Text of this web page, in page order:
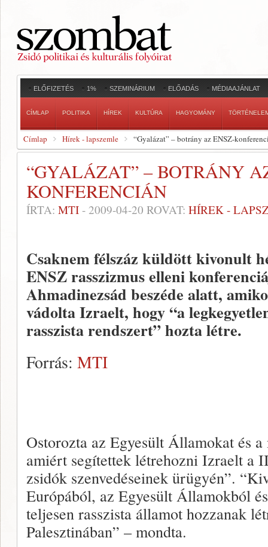
ELŐFIZETÉS 1% SZEMINÁRIUM ELŐADÁS MÉDIAAJÁNLAT
CÍMLAP POLITIKA HÍREK KULTÚRA HAGYOMÁNY
Címlap Hírek - lapszemle “Gyalázat” – botrány az ENSZ-
“GYALÁZAT” – BOTRÁNY
KONFERENCIÁN
ÍRTA: MTI - 2009-04-20 ROVAT: HÍREK -
Csaknem félszáz küldött kivonult
ENSZ rasszizmus elleni
Ahmadinezsád beszéde alatt,
vádolta Izraelt, hogy “a
rasszista rendszert” hozta létre.
Forrás: MTI
Ostorozta az Egyesült Államokat és
amiért segítettek létrehozni Izraelt a
zsidók szenvedéseinek ürügyén”.
Európából, az Egyesült Államokból
teljesen rasszista államot hozzanak
Palesztinában” – mondta.